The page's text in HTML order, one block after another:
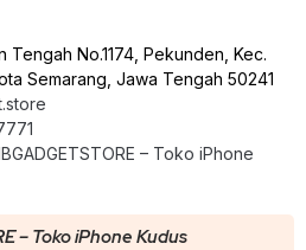
Tengah No.1174, Pekunden, Kec.
Semarang, Jawa Tengah 50241
– Toko iPhone
– Toko iPhone Kudus